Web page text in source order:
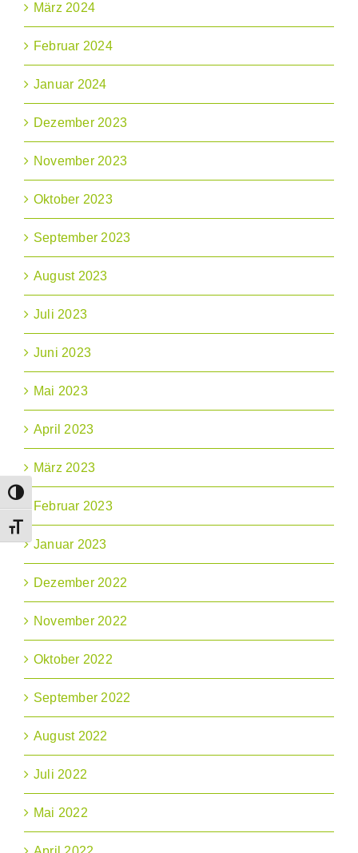
Umschalten auf hohe Kontraste
Schrift vergrößern
März 2024
Februar 2024
Januar 2024
Dezember 2023
November 2023
Oktober 2023
September 2023
August 2023
Juli 2023
Juni 2023
Mai 2023
April 2023
März 2023
Februar 2023
Januar 2023
Dezember 2022
November 2022
Oktober 2022
September 2022
August 2022
Juli 2022
Mai 2022